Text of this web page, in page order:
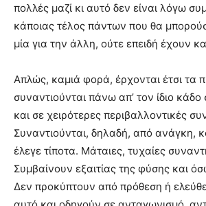
πολλές μαζί κι αυτό δεν είναι λόγω
κάποιας τέλος πάντων που θα
μία για την άλλη, ούτε επειδή έχουν
Απλώς, καμιά φορά, έρχονται έτσι τα
συναντιούνται πάνω απ’ τον ίδιο
και σε χειρότερες περιβαλλοντικές
Συναντιούνται, δηλαδή, από ανάγκη,
έλεγε τίποτα. Μάταιες, τυχαίες
Συμβαίνουν εξαιτίας της φύσης και
Δεν προκύπτουν από πρόθεση ή